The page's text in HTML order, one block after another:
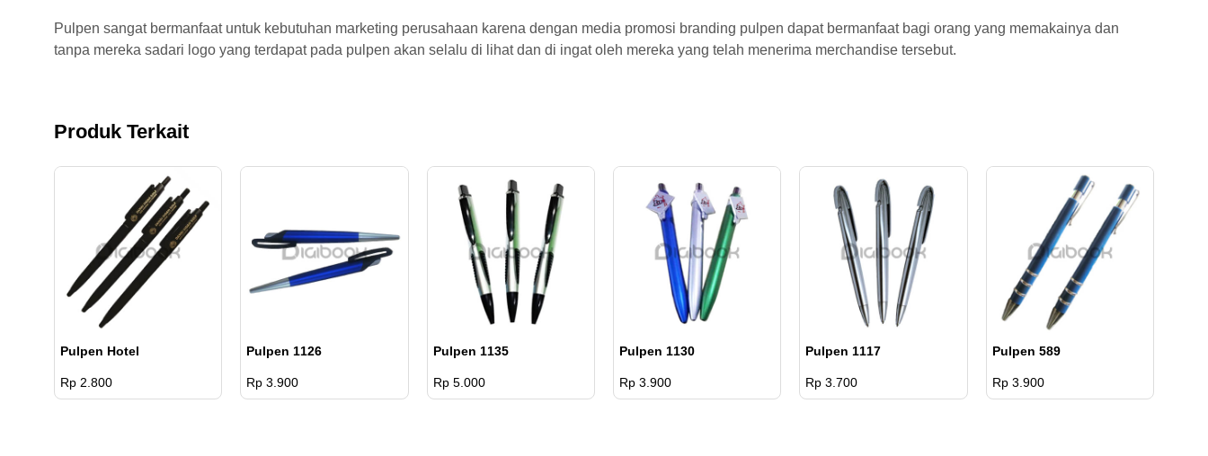
pcs
Pulpen sangat bermanfaat untuk kebutuhan marketing perusahaan karena dengan media promosi branding pulpen dapat bermanfaat bagi orang yang memakainya dan
tanpa mereka sadari logo yang terdapat pada pulpen akan selalu di lihat dan di ingat oleh mereka yang telah menerima merchandise tersebut.
Produk Terkait
Pulpen Hotel
Rp 2.800
Pulpen 1126
Rp 3.900
Pulpen 1135
Rp 5.000
Pulpen 1130
Rp 3.900
Pulpen 1117
Rp 3.700
Pulpen 589
Rp 3.900